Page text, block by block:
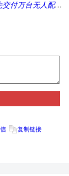
万台无人配送车
复制链接